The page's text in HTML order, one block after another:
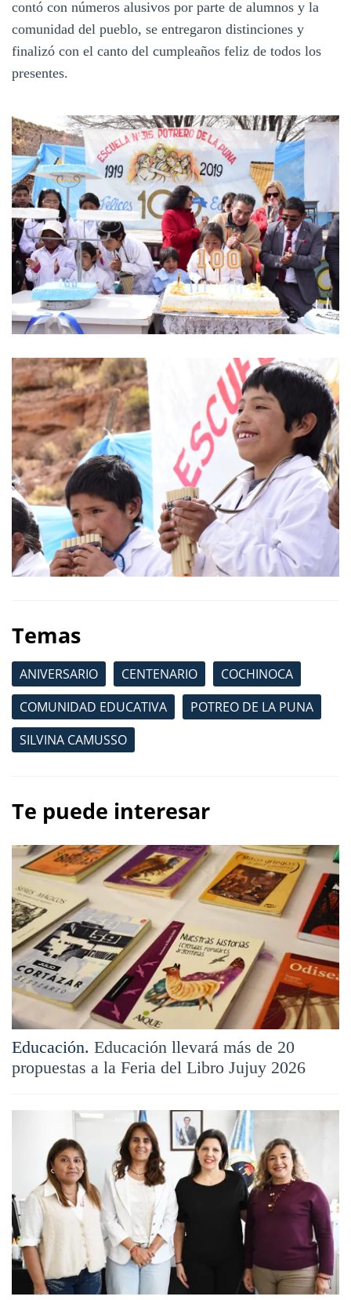
contó con números alusivos por parte de alumnos y la
comunidad del pueblo, se entregaron distinciones y
finalizó con el canto del cumpleaños feliz de todos los
presentes.
Temas
ANIVERSARIO CENTENARIO
COCHINOCA
COMUNIDAD EDUCATIVA
POTREO DE LA PUNA
SILVINA CAMUSSO
Te puede interesar
Educación. Educación llevará más de 20
propuestas a la Feria del Libro Jujuy 2026